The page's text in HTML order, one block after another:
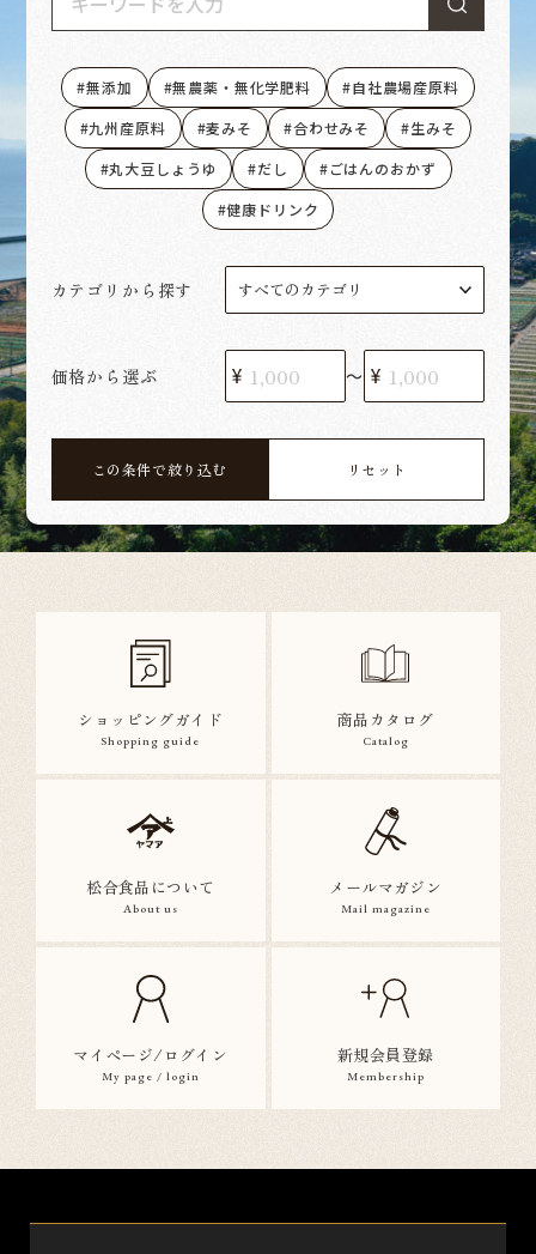
無添加 無農薬・無化学肥料
自社農場産原料
九州産原料
麦みそ 合わせみそ
生みそ
丸大豆しょうゆ
だし
ごはんのおかず
健康ドリンク
カテゴリから探す
価格から選ぶ 〜
この条件で絞り込む リセット
ショッピングガイド
Shopping guide
商品カタログ
Catalog
松合食品について
About us
メールマガジン
Mail magazine
マイページ/ログイン
My page / login
新規会員登録
Membership